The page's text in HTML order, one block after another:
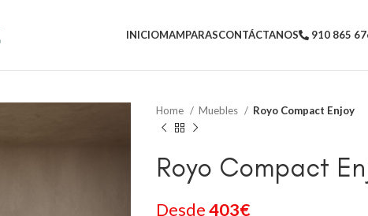
INICIOMAMPARASCONTÁCTANOS 910 865
Home Muebles Royo Compact Enjoy
Royo Compact
Desde403€